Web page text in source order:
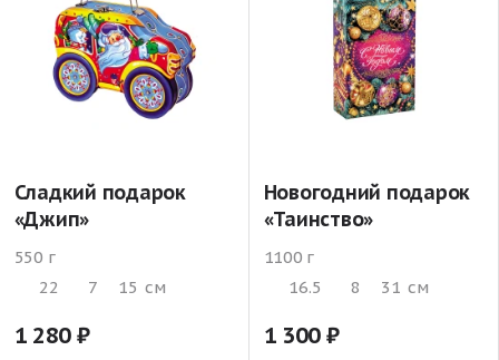
Сладкий подарок
«Джип»
550 г
22
7 15 см
1 280
Новогодний подарок
«Таинство»
1100 г
16.5
8 31 см
1 300